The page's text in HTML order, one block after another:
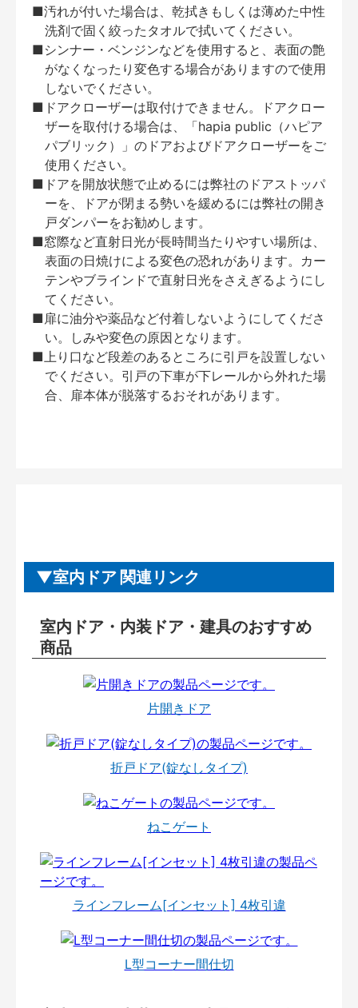
■汚れが付いた場合は、乾拭きもしくは薄めた中性
洗剤で固く絞ったタオルで拭いてください。
■シンナー・ベンジンなどを使用すると、表面の艶
がなくなったり変色する場合がありますので使用
しないでください。
■ドアクローザーは取付けできません。ドアクロー
ザーを取付ける場合は、「hapia public（ハピア
パブリック）」のドアおよびドアクローザーをご
使用ください。
■ドアを開放状態で止めるには弊社のドアストッパ
ーを、ドアが閉まる勢いを緩めるには弊社の開き
戸ダンパーをお勧めします。
■窓際など直射日光が長時間当たりやすい場所は、
表面の日焼けによる変色の恐れがあります。カー
テンやブラインドで直射日光をさえぎるようにし
てください。
■扉に油分や薬品など付着しないようにしてくださ
い。しみや変色の原因となります。
■上り口など段差のあるところに引戸を設置しない
でください。引戸の下車が下レールから外れた場
合、扉本体が脱落するおそれがあります。
室内ドア 関連リンク
室内ドア・内装ドア・建具のおすすめ
商品
片開きドア
折戸ドア(錠なしタイプ)
ねこゲート
ラインフレーム[インセット] 4枚引違
L型コーナー間仕切